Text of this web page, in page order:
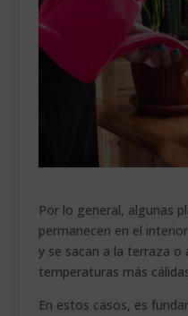
HORARIO GARDEN
CONTACTAR
VEURE EN CATALÀ
Por lo general, algunas
permanecen en el
y se sacan a la terraza o
temperaturas más
En estos casos, es